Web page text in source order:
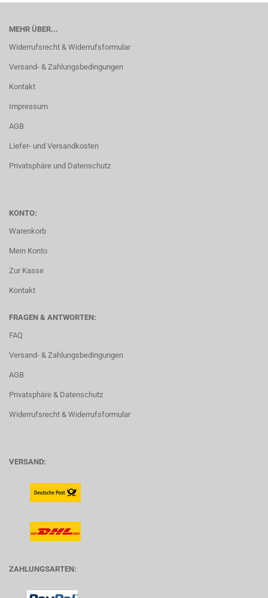
MEHR ÜBER...
Widerrufsrecht & Widerrufsformular
Versand- & Zahlungsbedingungen
Kontakt
Impressum
AGB
Liefer- und Versandkosten
Privatsphäre und Datenschutz
KONTO:
Warenkorb
Mein Konto
Zur Kasse
Kontakt
FRAGEN & ANTWORTEN:
FAQ
Versand- & Zahlungsbedingungen
AGB
Privatsphäre & Datenschutz
Widerrufsrecht & Widerrufsformular
VERSAND:
ZAHLUNGSARTEN: